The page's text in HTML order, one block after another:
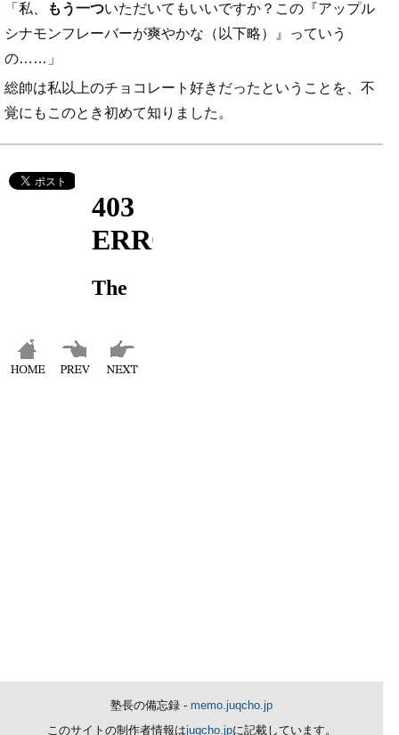
「私、
もう一ついただいてもいいですか？この『アップル
シナモンフレーバーが爽やかな（以下略）』っていう
の……」
総帥は私以上のチョコレート好きだったということを、不
覚にもこのとき初めて知りました。
塾長の備忘録 -memo.juqcho.jp
このサイトの制作者情報はjuqcho.jpに記載しています。